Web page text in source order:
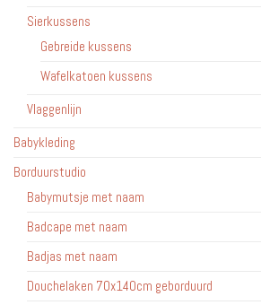
Sierkussens
Gebreide kussens
Wafelkatoen kussens
Vlaggenlijn
Babykleding
Borduurstudio
Babymutsje met naam
Badcape met naam
Badjas met naam
Douchelaken 70x140cm geborduurd